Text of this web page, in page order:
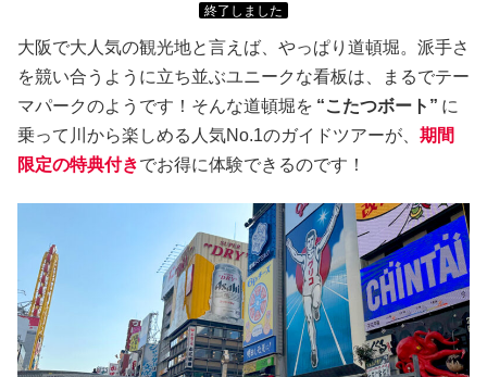
終了しました
大阪で大人気の観光地と言えば、やっぱり道頓堀。派手さ
を競い合うように立ち並ぶユニークな看板は、まるでテー
マパークのようです！そんな道頓堀を “こたつボート” に
乗って川から楽しめる人気No.1のガイドツアーが、 期間
限定の特典付きでお得に体験できるのです！